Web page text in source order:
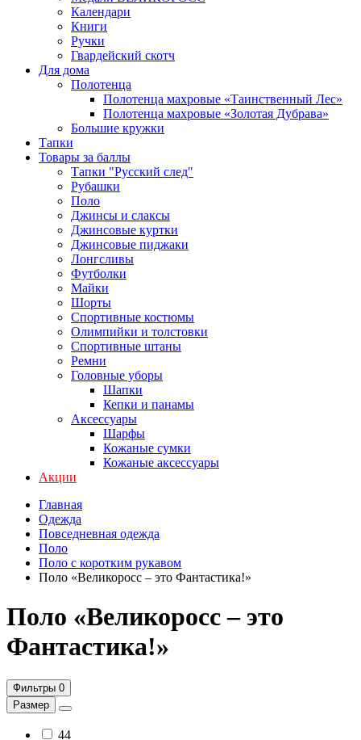
Календари
Книги
Ручки
Гвардейский скотч
Для дома
Полотенца
Полотенца махровые «Таинственный Лес»
Полотенца махровые «Золотая Дубрава»
Большие кружки
Тапки
Товары за баллы
Тапки "Русский след"
Рубашки
Поло
Джинсы и слаксы
Джинсовые куртки
Джинсовые пиджаки
Лонгсливы
Футболки
Майки
Шорты
Спортивные костюмы
Олимпийки и толстовки
Спортивные штаны
Ремни
Головные уборы
Шапки
Кепки и панамы
Аксессуары
Шарфы
Кожаные сумки
Кожаные аксессуары
Акции
Главная
Одежда
Повседневная одежда
Поло
Поло с коротким рукавом
Поло «Великоросс – это Фантастика!»
Поло «Великоросс – это
Фантастика!»
Фильтры 0
Размер
44